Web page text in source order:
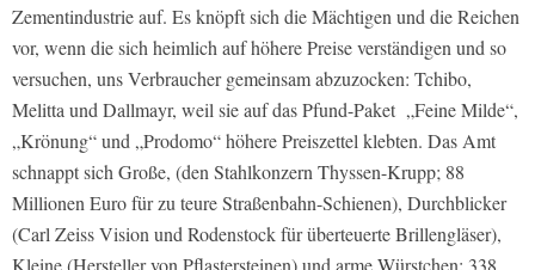
Zementindustrie auf. Es knöpft sich die Mächtigen und die Reichen
vor, wenn die sich heimlich auf höhere Preise verständigen und so
versuchen, uns Verbraucher gemeinsam abzuzocken: Tchibo,
Melitta und Dallmayr, weil sie auf das Pfund-Paket „Feine Milde“,
„Krönung“ und „Prodomo“ höhere Preiszettel klebten. Das Amt
schnappt sich Große, (den Stahlkonzern Thyssen-Krupp; 88
Millionen Euro für zu teure Straßenbahn-Schienen), Durchblicker
(Carl Zeiss Vision und Rodenstock für überteuerte Brillengläser),
Kleine (Hersteller von Pflastersteinen) und arme Würstchen: 338